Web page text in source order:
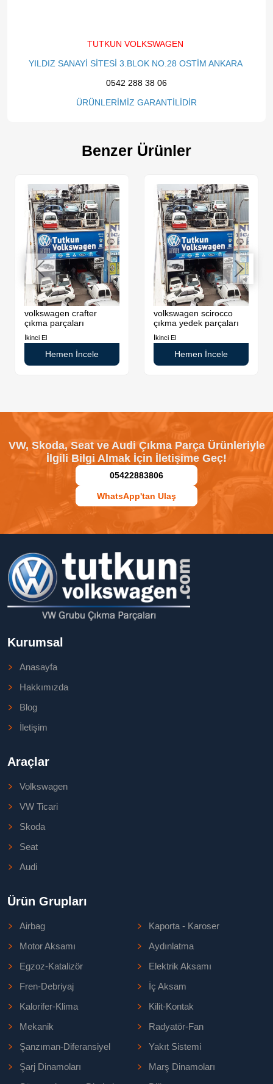
TUTKUN VOLKSWAGEN
YILDIZ SANAYİ SİTESİ 3.BLOK NO.28 OSTİM ANKARA
0542 288 38 06
ÜRÜNLERİMİZ GARANTİLİDİR
Benzer Ürünler
volkswagen crafter
çıkma parçaları
İkinci El
Hemen İncele
volkswagen scirocco
çıkma yedek parçaları
İkinci El
Hemen İncele
VW, Skoda, Seat ve Audi Çıkma Parça Ürünleriyle
İlgili Bilgi Almak İçin İletişime Geç!
05422883806
WhatsApp'tan Ulaş
Kurumsal
Anasayfa
Hakkımızda
Blog
İletişim
Araçlar
Volkswagen
VW Ticari
Skoda
Seat
Audi
Ürün Grupları
Airbag
Kaporta - Karoser
Motor Aksamı
Aydınlatma
Egzoz-Katalizör
Elektrik Aksamı
Fren-Debriyaj
İç Aksam
Kalorifer-Klima
Kilit-Kontak
Mekanik
Radyatör-Fan
Şanzıman-Diferansiyel
Yakıt Sistemi
Şarj Dinamoları
Marş Dinamoları